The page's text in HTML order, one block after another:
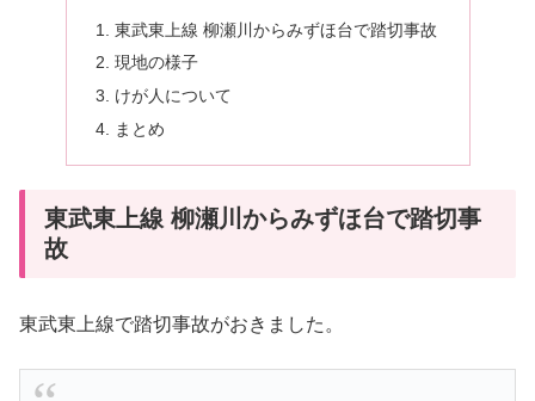
東武東上線 柳瀬川からみずほ台で踏切事故
現地の様子
けが人について
まとめ
東武東上線 柳瀬川からみずほ台で踏切事
故
東武東上線で踏切事故がおきました。